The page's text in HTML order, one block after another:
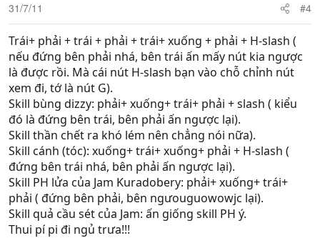
31/7/11 #4
Trái+ phải + trái + phải + trái+ xuống + phải + H-slash (
nếu đứng bên phải nhá, bên trái ấn mấy nút kia ngược
là được rồi. Mà cái nút H-slash bạn vào chỗ chỉnh nút
xem đi, tớ là nút G).
Skill bùng dizzy: phải+ xuống+ trái+ phải + slash ( kiểu
đó là đứng bên trái, bên phải ấn ngược lại).
Skill thần chết ra khó lém nên chẳng nói nữa).
Skill cánh (tóc): xuống+ trái+ xuống+ phải + H-slash (
đứng bên trái nhá, bên phải ấn ngược lại).
Skill PH lửa của Jam Kuradobery: phải+ xuống+ trái+
phải ( đứng bên phải, bên ngưouguowowjc lại).
Skill quả cầu sét của Jam: ấn giống skill PH ý.
Thui pí pi đi ngủ trưa!!!